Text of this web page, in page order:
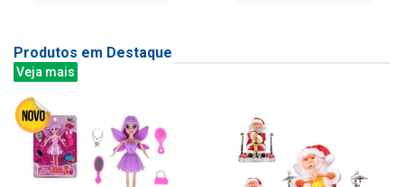
Produtos em Destaque
Veja mais